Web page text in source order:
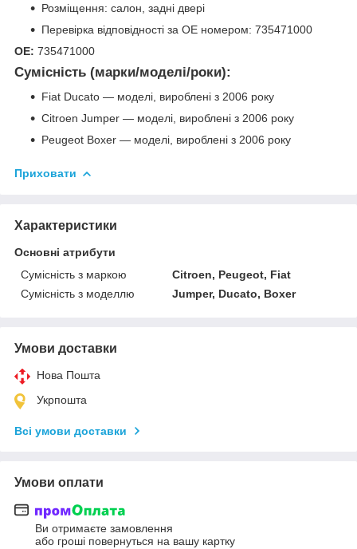
Розміщення: салон, задні двері
Перевірка відповідності за OE номером: 735471000
OE: 735471000
Сумісність (марки/моделі/роки):
Fiat Ducato — моделі, вироблені з 2006 року
Citroen Jumper — моделі, вироблені з 2006 року
Peugeot Boxer — моделі, вироблені з 2006 року
Приховати
Характеристики
Основні атрибути
Сумісність з маркою
Citroen, Peugeot, Fiat
Сумісність з моделлю
Jumper, Ducato, Boxer
Умови доставки
Нова Пошта
Укрпошта
Всі умови доставки
Умови оплати
Ви отримаєте замовлення
або гроші повернуться на вашу картку